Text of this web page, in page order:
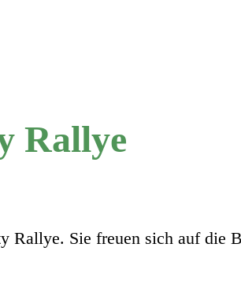
Rallye
Rallye. Sie freuen sich auf die